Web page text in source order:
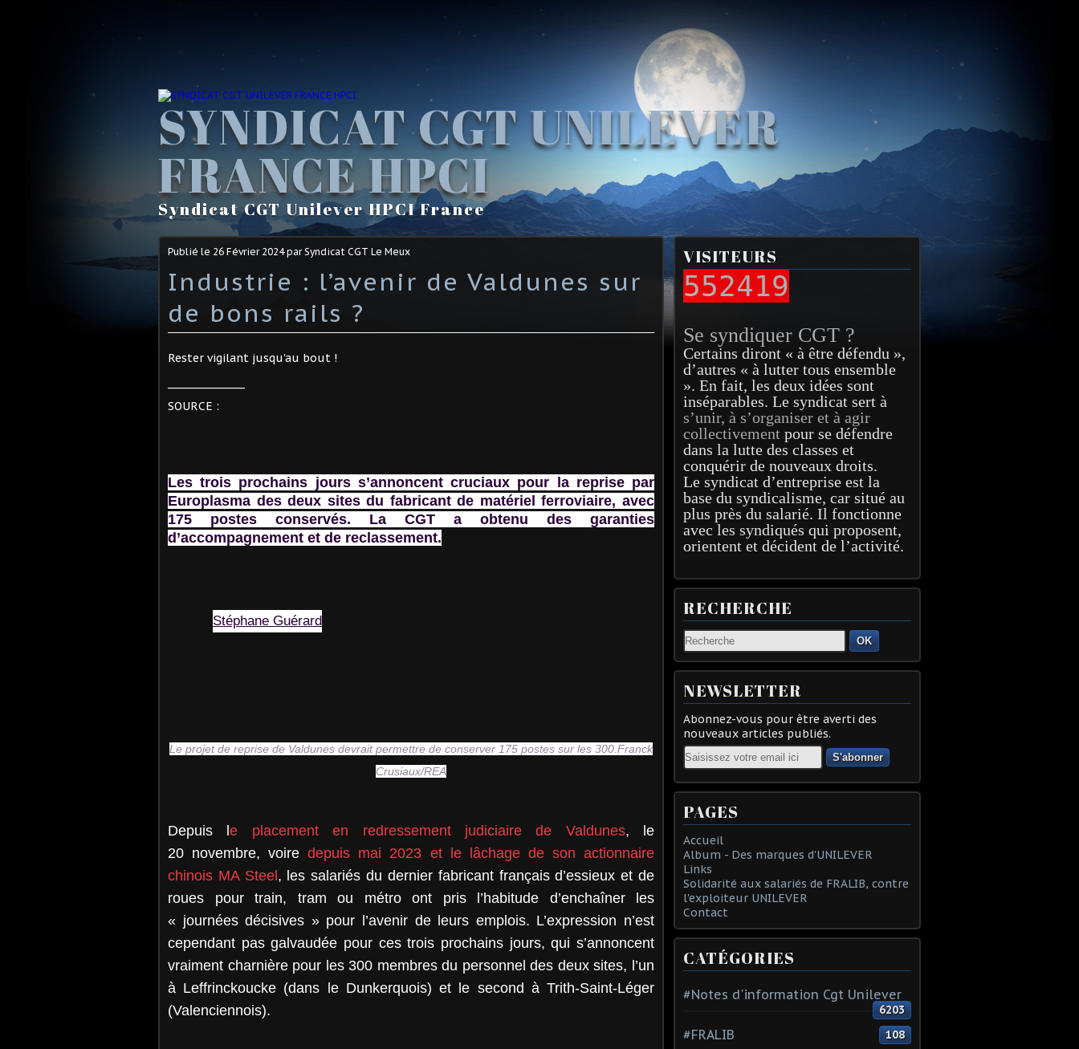
SYNDICAT CGT UNILEVER
FRANCE HPCI
Syndicat CGT Unilever HPCI France
Publié le 26 Février 2024par Syndicat CGT Le Meux
Industrie : l’avenir de Valdunes sur
de bons rails ?
Rester vigilant jusqu'au bout !
SOURCE :
Les trois prochains jours s’annoncent cruciaux pour la reprise par
Europlasma des deux sites du fabricant de matériel ferroviaire, avec
175 postes conservés. La CGT a obtenu des garanties
d’accompagnement et de reclassement.
Stéphane Guérard
Le projet de reprise de Valdunes devrait permettre de conserver 175 postes sur les 300.Franck
Crusiaux/REA
Depuis le placement en redressement judiciaire de Valdunes, le
20 novembre, voire depuis mai 2023 et le lâchage de son actionnaire
chinois MA Steel, les salariés du dernier fabricant français d’essieux et de
roues pour train, tram ou métro ont pris l’habitude d’enchaîner les
« journées décisives » pour l’avenir de leurs emplois. L’expression n’est
cependant pas galvaudée pour ces trois prochains jours, qui s’annoncent
vraiment charnière pour les 300 membres du personnel des deux sites, l’un
à Leffrinckoucke (dans le Dunkerquois) et le second à Trith-Saint-Léger
(Valenciennois).
VISITEURS
552419
Se syndiquer CGT ?
Certains diront « à être défendu »,
d’autres « à lutter tous ensemble
». En fait, les deux idées sont
inséparables. Le syndicat sert à
s’unir, à s’organiser et à agir
collectivement pour se défendre
dans la lutte des classes et
conquérir de nouveaux droits.
Le syndicat d’entreprise est la
base du syndicalisme, car situé au
plus près du salarié. Il fonctionne
avec les syndiqués qui proposent,
orientent et décident de l’activité.
RECHERCHE
OK
NEWSLETTER
Abonnez-vous pour être averti des
nouveaux articles publiés.
Email
PAGES
Accueil
Album - Des marques d'UNILEVER
Links
Solidarité aux salariés de FRALIB, contre
l'exploiteur UNILEVER
Contact
CATÉGORIES
#Notes d'information Cgt Unilever
6203
#FRALIB 108